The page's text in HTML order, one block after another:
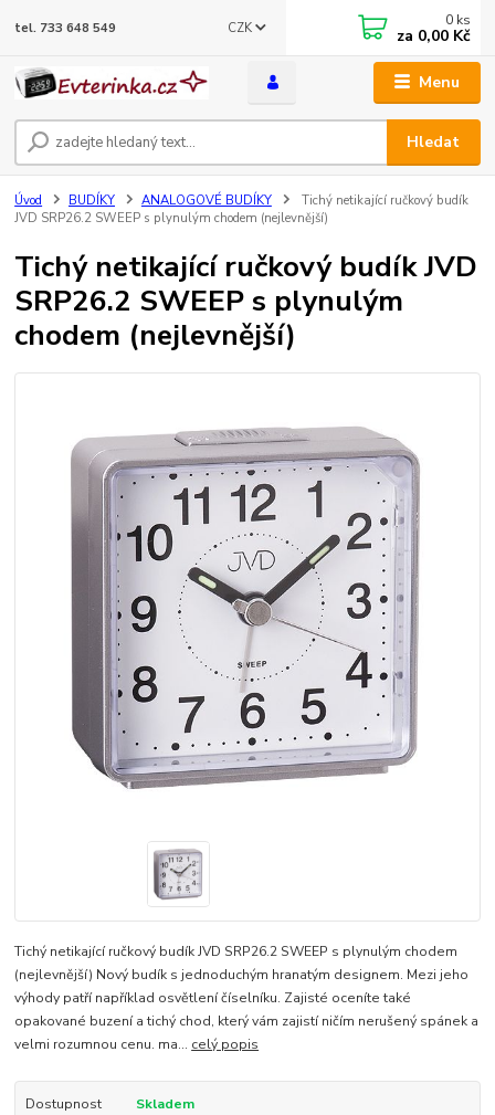
Menu
CZK
Hledat
tel. 733 648 549 0 ks
za 0,00 Kč
Úvod BUDÍKY ANALOGOVÉ BUDÍKY
Tichý netikající ručkový budík
JVD SRP26.2 SWEEP s plynulým chodem (nejlevnější)
Tichý netikající ručkový budík JVD
SRP26.2 SWEEP s plynulým
chodem (nejlevnější)
Tichý netikající ručkový budík JVD SRP26.2 SWEEP s plynulým chodem
(nejlevnější) Nový budík s jednoduchým hranatým designem. Mezi jeho
výhody patří například osvětlení číselníku. Zajisté oceníte také
opakované buzení a tichý chod, který vám zajistí ničím nerušený spánek a
velmi rozumnou cenu. ma... celý popis
Dostupnost Skladem